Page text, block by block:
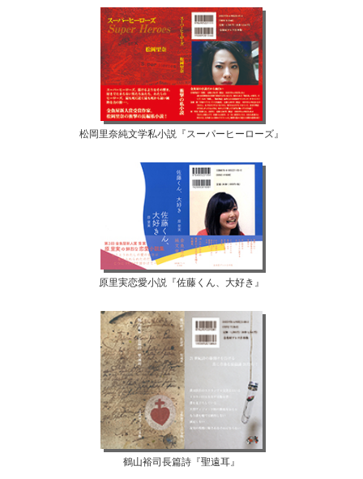
松岡里奈純文学私小説『スーパーヒーローズ』
原里実恋愛小説『佐藤くん、大好き』
鶴山裕司長篇詩『聖遠耳』